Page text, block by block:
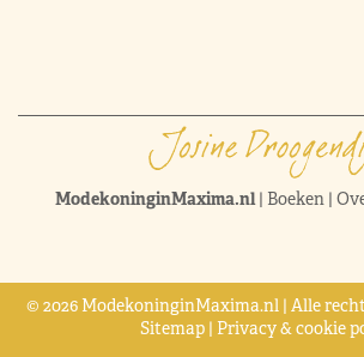
ModekoninginMaxima.nl| Boeken|
© 2026 ModekoninginMaxima.nl | Alle
Sitemap | Privacy & cookie